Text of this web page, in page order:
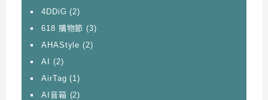
4DDiG (2)
618 購物節 (3)
AHAStyle (2)
AI
(2)
AirTag (1)
AI音箱 (2)